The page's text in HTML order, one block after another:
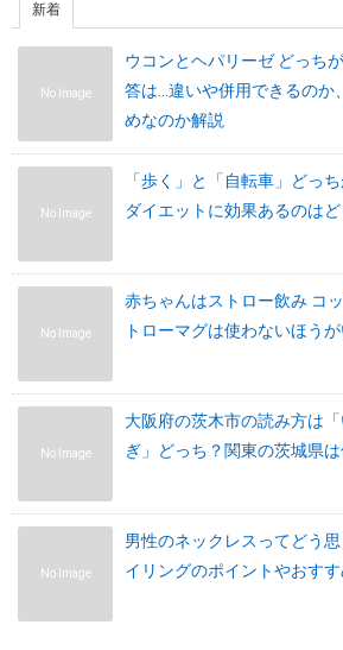
新着
No Image
ウコンとヘパリーゼ どっち
答は…違いや併用できるのか
めなのか解説
No Image
「歩く」と「自転車」どっ
ダイエットに効果あるのはど
No Image
赤ちゃんはストロー飲み コ
トローマグは使わないほうが
No Image
大阪府の茨木市の読み方は
ぎ」どっち？関東の茨城県
No Image
男性のネックレスってどう
イリングのポイントやおす